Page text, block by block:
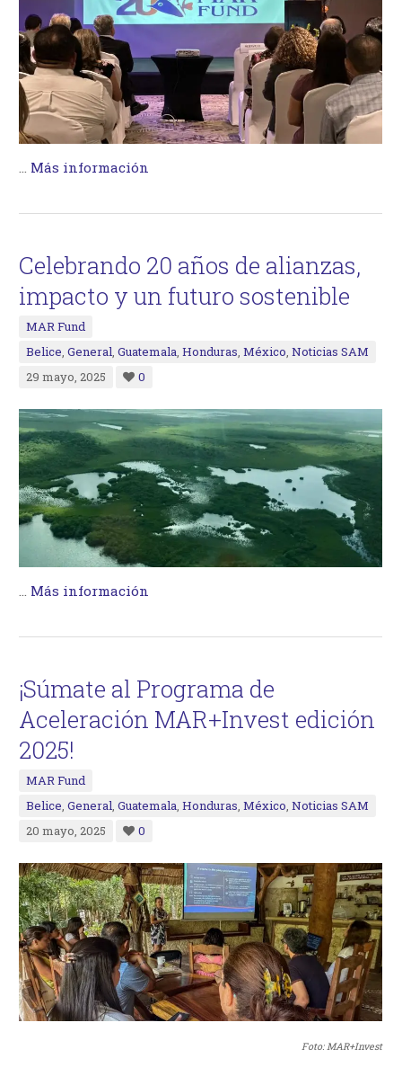
… Más información
Celebrando 20 años de alianzas,
impacto y un futuro sostenible
MAR Fund
Belice,General,Guatemala,Honduras,México,Noticias SAM
29 mayo, 2025
0
… Más información
¡Súmate al Programa de
Aceleración MAR+Invest edición
2025!
MAR Fund
Belice,General,Guatemala,Honduras,México,Noticias SAM
20 mayo, 2025
0
Foto: MAR+Invest